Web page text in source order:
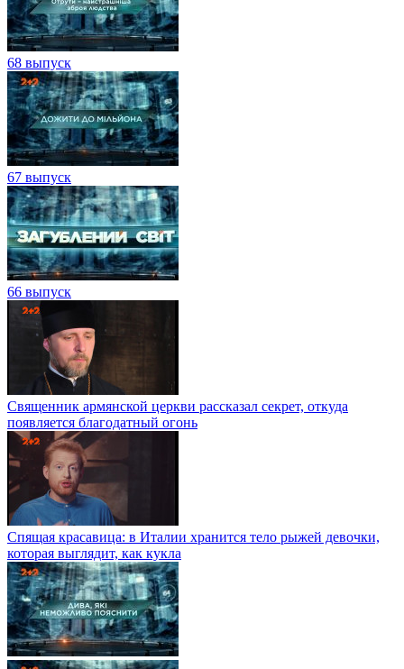
68 выпуск
67 выпуск
66 выпуск
Священник армянской церкви рассказал секрет, откуда
появляется благодатный огонь
Спящая красавица: в Италии хранится тело рыжей девочки,
которая выглядит, как кукла